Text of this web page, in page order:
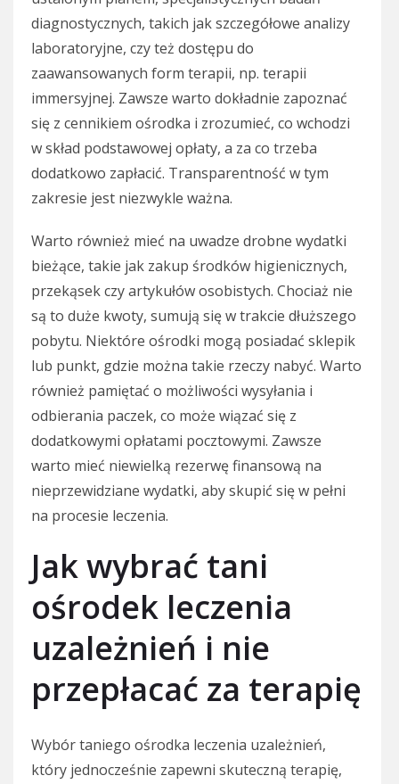
diagnostycznych, takich jak szczegółowe analizy
laboratoryjne, czy też dostępu do
zaawansowanych form terapii, np. terapii
immersyjnej. Zawsze warto dokładnie zapoznać
się z cennikiem ośrodka i zrozumieć, co wchodzi
w skład podstawowej opłaty, a za co trzeba
dodatkowo zapłacić. Transparentność w tym
zakresie jest niezwykle ważna.
Warto również mieć na uwadze drobne wydatki
bieżące, takie jak zakup środków higienicznych,
przekąsek czy artykułów osobistych. Chociaż nie
są to duże kwoty, sumują się w trakcie dłuższego
pobytu. Niektóre ośrodki mogą posiadać sklepik
lub punkt, gdzie można takie rzeczy nabyć. Warto
również pamiętać o możliwości wysyłania i
odbierania paczek, co może wiązać się z
dodatkowymi opłatami pocztowymi. Zawsze
warto mieć niewielką rezerwę finansową na
nieprzewidziane wydatki, aby skupić się w pełni
na procesie leczenia.
Jak wybrać tani
ośrodek leczenia
uzależnień i nie
przepłacać za terapię
Wybór taniego ośrodka leczenia uzależnień,
który jednocześnie zapewni skuteczną terapię,